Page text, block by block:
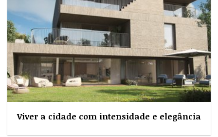
Viver a cidade com intensidade e elegância